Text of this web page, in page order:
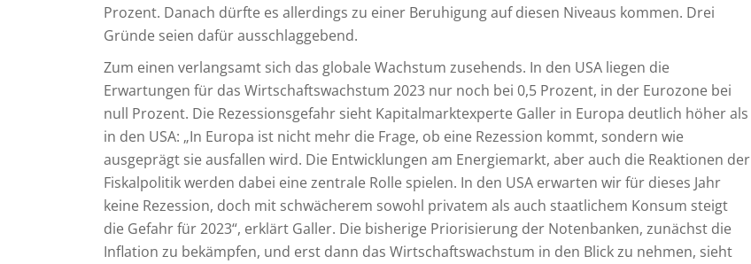
Prozent. Danach dürfte es allerdings zu einer Beruhigung auf diesen Niveaus kommen. Drei
Gründe seien dafür ausschlaggebend.
Zum einen verlangsamt sich das globale Wachstum zusehends. In den USA liegen die
Erwartungen für das Wirtschaftswachstum 2023 nur noch bei 0,5 Prozent, in der Eurozone bei
null Prozent. Die Rezessionsgefahr sieht Kapitalmarktexperte Galler in Europa deutlich höher als
in den USA: „In Europa ist nicht mehr die Frage, ob eine Rezession kommt, sondern wie
ausgeprägt sie ausfallen wird. Die Entwicklungen am Energiemarkt, aber auch die Reaktionen der
Fiskalpolitik werden dabei eine zentrale Rolle spielen. In den USA erwarten wir für dieses Jahr
keine Rezession, doch mit schwächerem sowohl privatem als auch staatlichem Konsum steigt
die Gefahr für 2023“, erklärt Galler. Die bisherige Priorisierung der Notenbanken, zunächst die
Inflation zu bekämpfen, und erst dann das Wirtschaftswachstum in den Blick zu nehmen, sieht